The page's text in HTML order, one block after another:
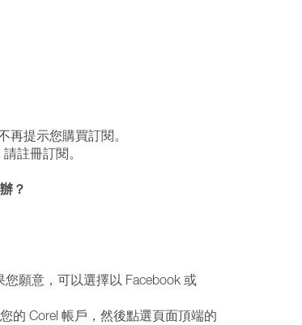
再提示您購買訂閱。
註冊訂閱。
？
願意，可以選擇以 Facebook 或
的 Corel 帳戶，然後點選頁面頂端的